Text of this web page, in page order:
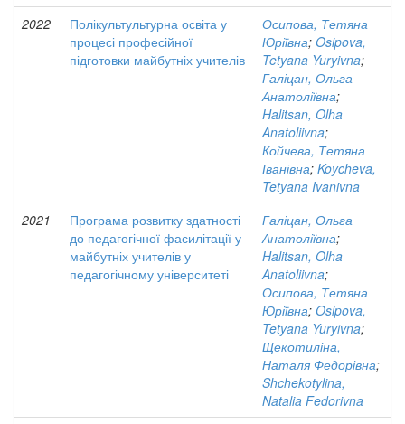
2022
Полікультультурна освіта у
процесі професійної
підготовки майбутніх учителів
Осипова, Тетяна
Юріївна; Osipova,
Tetyana Yuryivna;
Галіцан, Ольга
Анатоліївна;
Halitsan, Olha
Anatoliivna;
Койчева, Тетяна
Іванівна; Koycheva,
Tetyana Ivanivna
2021
Програма розвитку здатності
до педагогічної фасилітації у
майбутніх учителів у
педагогічному університеті
Галіцан, Ольга
Анатоліївна;
Halitsan, Olha
Anatoliivna;
Осипова, Тетяна
Юріївна; Osipova,
Tetyana Yuryivna;
Щекотиліна,
Наталя Федорівна;
Shchekotylina,
Natalia Fedorivna